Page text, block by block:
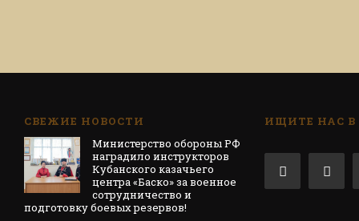
СВЕЖИЕ НОВОСТИ
Министерство обороны РФ
наградило инструкторов
Кубанского казачьего
центра «Баско» за военное
сотрудничество и
подготовку боевых резервов!
ИЩИТЕ НАС В